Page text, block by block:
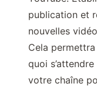
publication et
nouvelles
Cela
quoi
votre chaîne